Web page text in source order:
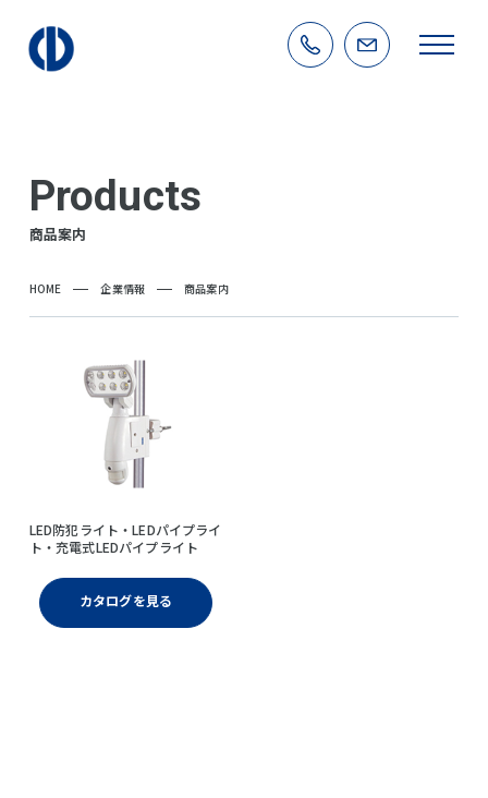
Products
商品案内
HOME 企業情報 商品案内
LED防犯ライト・LEDパイプライ
ト・充電式LEDパイプライト
カタログを見る